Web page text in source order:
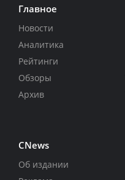
Главное
Новости
Аналитика
Рейтинги
Обзоры
Архив
CNews
Об издании